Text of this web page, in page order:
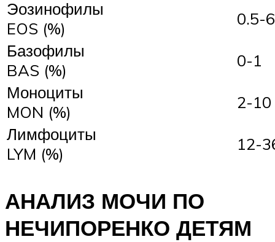
Эозинофилы
EOS (%)
0.5-6
Базофилы
BAS (%)
0-1
Моноциты
MON (%)
2-10
Лимфоциты
LYM (%)
12-
АНАЛИЗ МОЧИ ПО
НЕЧИПОРЕНКО ДЕТЯМ